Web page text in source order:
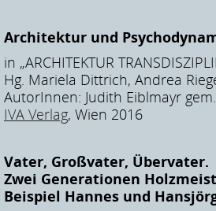
Architektur und
in „ARCHITEKTUR
Hg. Mariela Dittrich, Andrea
AutorInnen: Judith Eiblmayr
IVA Verlag, Wien 2016
Vater, Großvater, Übervater.
Zwei Generationen
Beispiel Hannes und